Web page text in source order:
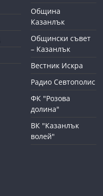
Община
Казанлък
Общински съвет
– Казанлък
Вестник Искра
Радио Севтополис
ФК "Розова
долина"
ВК "Казанлък
волей"